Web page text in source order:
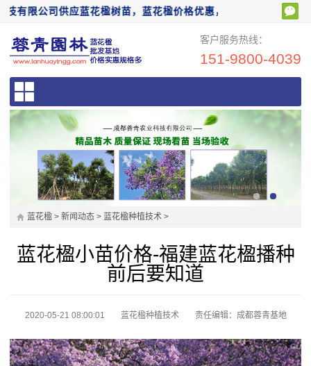
有限公司供应蓝花楹树苗，蓝花楹价格优惠，欢迎前来电话咨询
客户服务热线：
151-9800-4039
蓝花楹 > 新闻动态 > 蓝花楹种植技术 >
蓝花楹小苗价格-福建蓝花楹播种
前后要知道
2020-05-21 08:00:01 蓝花楹种植技术 责任编辑：成都蓉青基地